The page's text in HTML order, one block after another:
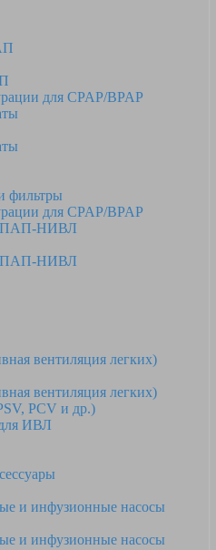
для CPAP/BPAP
фильтры
для CPAP/BPAP
НИВЛ
НИВЛ
вентиляция легких)
вентиляция легких)
PCV и др.)
ИВЛ
и инфузионные насосы
и инфузионные насосы